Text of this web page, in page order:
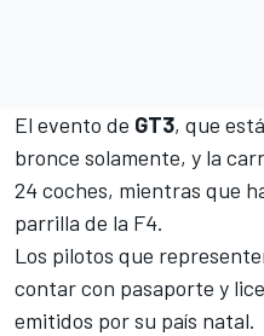
El evento de GT3, que
bronce solamente, y la
24 coches, mientras que
parrilla de la F4.
Los pilotos que
contar con pasaporte y
emitidos por su país natal.